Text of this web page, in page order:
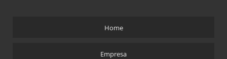
Home
Empresa